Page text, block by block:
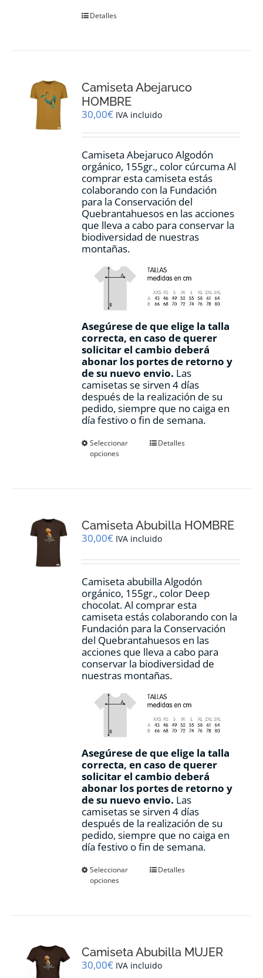
Detalles
Camiseta Abejaruco
HOMBRE
30,00€ IVA incluido
Camiseta Abejaruco Algodón
orgánico, 155gr., color cúrcuma Al
comprar esta camiseta estás
colaborando con la Fundación
para la Conservación del
Quebrantahuesos en las acciones
que lleva a cabo para conservar la
biodiversidad de nuestras
montañas.
Asegúrese de que elige la talla
correcta, en caso de querer
solicitar el cambio deberá
abonar los portes de retorno y
de su nuevo envio. Las
camisetas se sirven 4 días
después de la realización de su
pedido, siempre que no caiga en
día festivo o fin de semana.
Seleccionar
opciones
Este
se
pueden
en
página
de
producto
Detalles
Camiseta Abubilla HOMBRE
30,00€ IVA incluido
Camiseta abubilla Algodón
orgánico, 155gr., color Deep
chocolat. Al comprar esta
camiseta estás colaborando con la
Fundación para la Conservación
del Quebrantahuesos en las
acciones que lleva a cabo para
conservar la biodiversidad de
nuestras montañas.
Asegúrese de que elige la talla
correcta, en caso de querer
solicitar el cambio deberá
abonar los portes de retorno y
de su nuevo envio. Las
camisetas se sirven 4 días
después de la realización de su
pedido, siempre que no caiga en
día festivo o fin de semana.
Seleccionar
opciones
Este
se
pueden
Detalles
Camiseta Abubilla MUJER
30,00€ IVA incluido